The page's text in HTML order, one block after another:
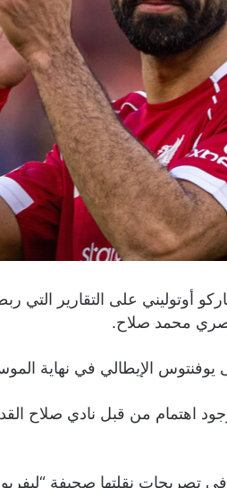
أوتوليني على التقارير التي
محمد صلاح.
يوفنتوس الإيطالي في نهاية
اهتمام من قبل نادي صلاح
نقلتها صحيفة “ليفربول